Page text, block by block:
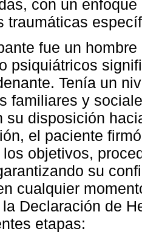
con un
traumáticas
fue un
psiquiátricos
Tenía un
familiares y
su disposición
el paciente
objetivos,
su
cualquier
Declaración de
etapas: